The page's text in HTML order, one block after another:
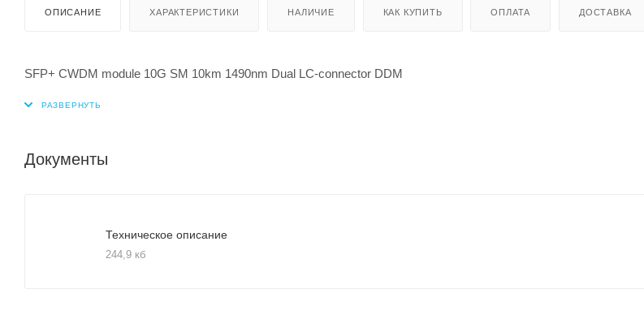
ОПИСАНИЕ ХАРАКТЕРИСТИКИ НАЛИЧИЕ КАК КУПИТЬ ОПЛАТА ДОСТАВКА
SFP+ CWDM module 10G SM 10km 1490nm Dual LC-connector DDM
Документы
Техническое описание
244,9 кб